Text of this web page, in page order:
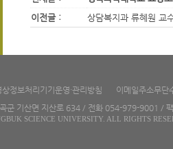
이전글 :
상담복지과 류혜원 교
상정보처리기기운영·관리방침
이메일주소무단
군 기산면 지산로 634 / 전화 054-979-9001 /
SCIENCE UNIVERSITY. ALL RIGHTS